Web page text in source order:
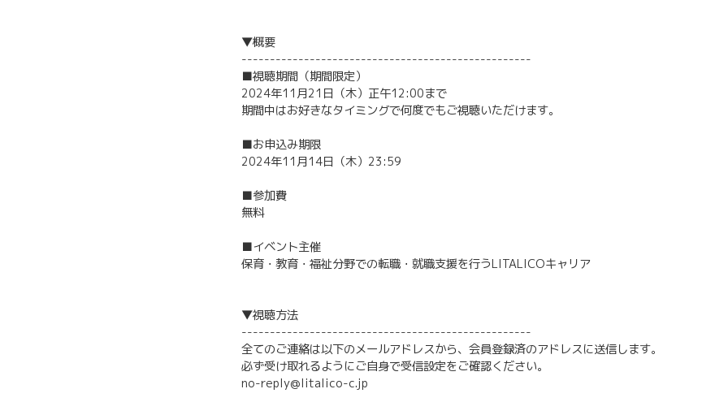
▼概要
---------------------------------------------------
■視聴期間（期間限定）
2024年11月21日（木）正午12:00まで
期間中はお好きなタイミングで何度でもご視聴いただけます。
■お申込み期限
2024年11月14日（木）23:59
■参加費
無料
■イベント主催
保育・教育・福祉分野での転職・就職支援を行うLITALICOキャリア
▼視聴方法
---------------------------------------------------
全てのご連絡は以下のメールアドレスから、会員登録済のアドレスに送信します。
必ず受け取れるようにご自身で受信設定をご確認ください。
no-reply@litalico-c.jp